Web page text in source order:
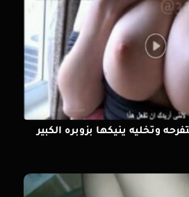
وتخليه ينيكها بزوبره الكبير